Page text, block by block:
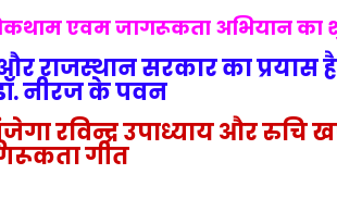
एवम जागरूकता अभियान का
राजस्थान सरकार का प्रयास
नीरज के पवन
रविन्द्र उपाध्याय और रुचि
गीत